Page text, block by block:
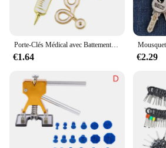
Porte-Clés Médical avec Battements de Cœur, Stéthoscope, Seringue, Capuchon d'Infirmière, Cadeaux d'Infirmière, Bijoux Faits à la Main, Ornements de Sac, Breloque
€1.64 €2.29